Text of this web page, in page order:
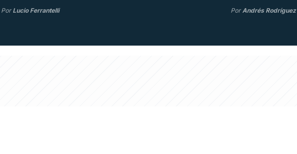
Por Lucio Ferrantelli PorAndrés Rodríguez